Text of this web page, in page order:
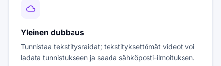
Yleinen dubbaus
Tunnistaa tekstitysraidat; tekstityksettömät videot voi
ladata tunnistukseen ja saada sähköposti-ilmoituksen.